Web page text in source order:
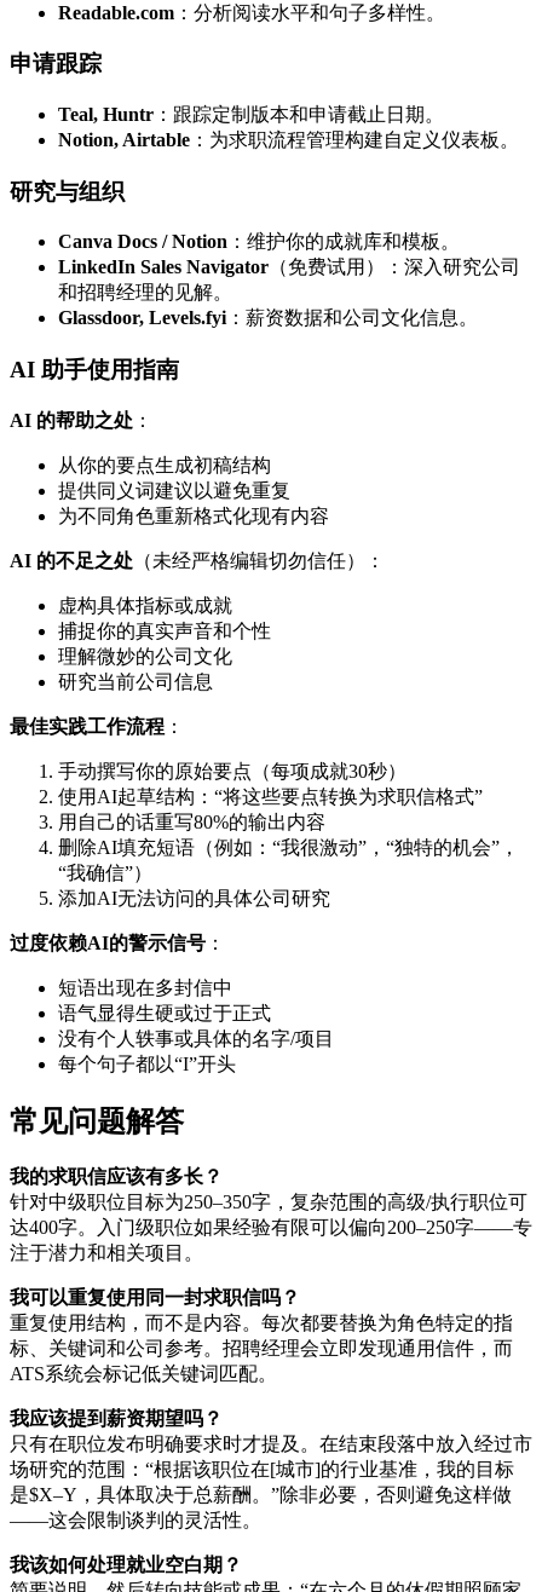
Readable.com ：分析阅读水平和句子多样性。
申请跟踪
Teal, Huntr ：跟踪定制版本和申请截止日期。
Notion, Airtable ：为求职流程管理构建自定义仪表板。
研究与组织
Canva Docs / Notion ：维护你的成就库和模板。
LinkedIn Sales Navigator （免费试用）：深入研究公司
和招聘经理的见解。
Glassdoor, Levels.fyi ：薪资数据和公司文化信息。
AI 助手使用指南
AI 的帮助之处 ：
从你的要点生成初稿结构
提供同义词建议以避免重复
为不同角色重新格式化现有内容
AI 的不足之处 （未经严格编辑切勿信任）：
虚构具体指标或成就
捕捉你的真实声音和个性
理解微妙的公司文化
研究当前公司信息
最佳实践工作流程 ：
手动撰写你的原始要点（每项成就30秒）
使用AI起草结构：“将这些要点转换为求职信格式”
用自己的话重写80%的输出内容
删除AI填充短语（例如：“我很激动”，“独特的机会”，
“我确信”）
添加AI无法访问的具体公司研究
过度依赖AI的警示信号 ：
短语出现在多封信中
语气显得生硬或过于正式
没有个人轶事或具体的名字/项目
每个句子都以“I”开头
常见问题解答
我的求职信应该有多长？
针对中级职位目标为250–350字，复杂范围的高级/执行职位可
达400字。入门级职位如果经验有限可以偏向200–250字——专
注于潜力和相关项目。
我可以重复使用同一封求职信吗？
重复使用结构，而不是内容。每次都要替换为角色特定的指
标、关键词和公司参考。招聘经理会立即发现通用信件，而
ATS系统会标记低关键词匹配。
我应该提到薪资期望吗？
只有在职位发布明确要求时才提及。在结束段落中放入经过市
场研究的范围：“根据该职位在[城市]的行业基准，我的目标
是$X–Y，具体取决于总薪酬。”除非必要，否则避免这样做
——这会限制谈判的灵活性。
我该如何处理就业空白期？